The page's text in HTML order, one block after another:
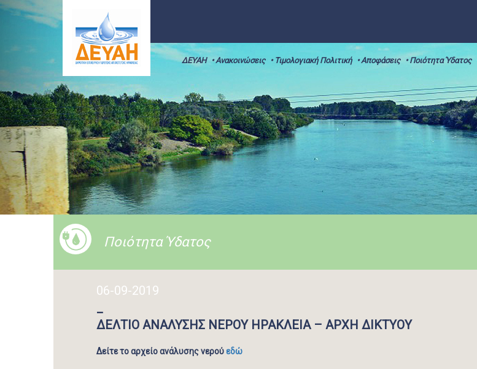
ΔΕΥΑΗ • Ανακοινώσεις • Τιμολογιακή Πολιτική • Αποφάσεις • Ποιότητα Ύδατος
Ποιότητα Ύδατος
06-09-2019
_
ΔΕΛΤΙΟ ΑΝΑΛΥΣΗΣ ΝΕΡΟΥ ΗΡΑΚΛΕΙΑ – ΑΡΧΗ ΔΙΚΤΥΟΥ
Δείτε το αρχείο ανάλυσης νερούεδώ